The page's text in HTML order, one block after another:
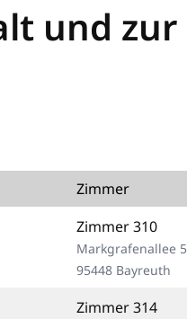
und zur
Zimmer
Zimmer 310
Markgrafenallee 5
95448 Bayreuth
Zimmer 314